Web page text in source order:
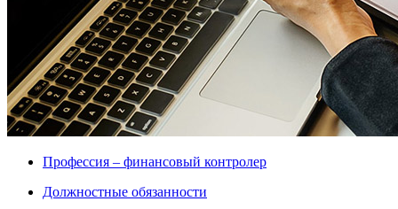
Профессия – финансовый контролер
Должностные обязанности